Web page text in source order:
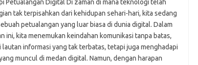
Petualangan Digital Di zaman di mana teknologi telah
tak terpisahkan dari kehidupan sehari-hari, kita sedang
petualangan yang luar biasa di dunia digital. Dalam
ini, kita menemukan keindahan komunikasi tanpa batas,
lautan informasi yang tak terbatas, tetapi juga menghadapi
muncul di medan digital. Namun, dengan harapan